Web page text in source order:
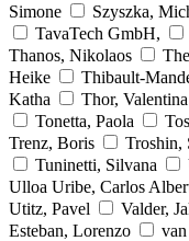
Simone
Szyszka,
TavaTech GmbH,
Thanos, Nikolaos
Heike
Thibault-
Katha
Thor, Valentina
Tonetta, Paola
Trenz, Boris
Troshin,
Tuninetti, Silvana
Ulloa Uribe, Carlos
Utitz, Pavel
Valder,
Esteban, Lorenzo